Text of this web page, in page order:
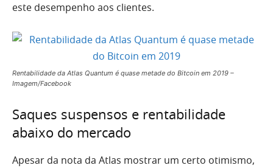
este desempenho aos clientes.
Rentabilidade da Atlas Quantum é quase metade do Bitcoin em 2019 –
Imagem/Facebook
Saques suspensos e rentabilidade
abaixo do mercado
Apesar da nota da Atlas mostrar um certo otimismo,